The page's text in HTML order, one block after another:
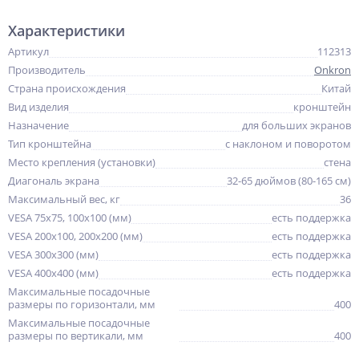
Характеристики
Артикул
112313
Производитель
Onkron
Страна происхождения
Китай
Вид изделия
кронштейн
Назначение
для больших экранов
Тип кронштейна
с наклоном и поворотом
Место крепления (установки)
стена
Диагональ экрана
32-65 дюймов (80-165 см)
Максимальный вес, кг
36
VESA 75x75, 100x100 (мм)
есть поддержка
VESA 200x100, 200x200 (мм)
есть поддержка
VESA 300x300 (мм)
есть поддержка
VESA 400x400 (мм)
есть поддержка
Максимальные посадочные
размеры по горизонтали, мм
400
Максимальные посадочные
размеры по вертикали, мм
400